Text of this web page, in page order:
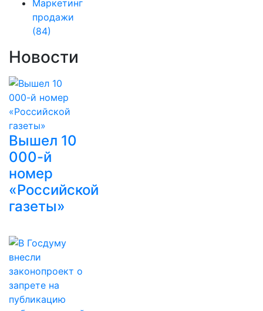
Маркетинг
продажи
(84)
Новости
Вышел 10
000-й
номер
«Российской
газеты»